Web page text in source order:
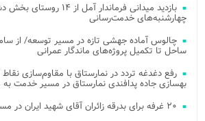
بازدید میدانی فرماندار آمل از
چهارشنبه‌های خدمت‌رسانی
ساحل تا تکمیل پروژه‌های ماندگار عمرانی
رفع دغدغه تردد در نمارستاق با مقاوم‌سازی
بهسازی جاده پدافندی نمارستاق در مسیر خدمت به
۲۰ غرفه برای بدرقه زائران آقای شهید ایران در مسیر طریق الرضا برپا شد